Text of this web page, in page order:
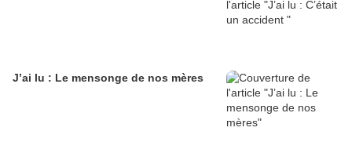
J’ai lu : Le mensonge de nos mères